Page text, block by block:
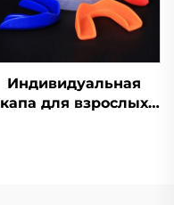
зубами
Индивидуальная
капа для взрослых